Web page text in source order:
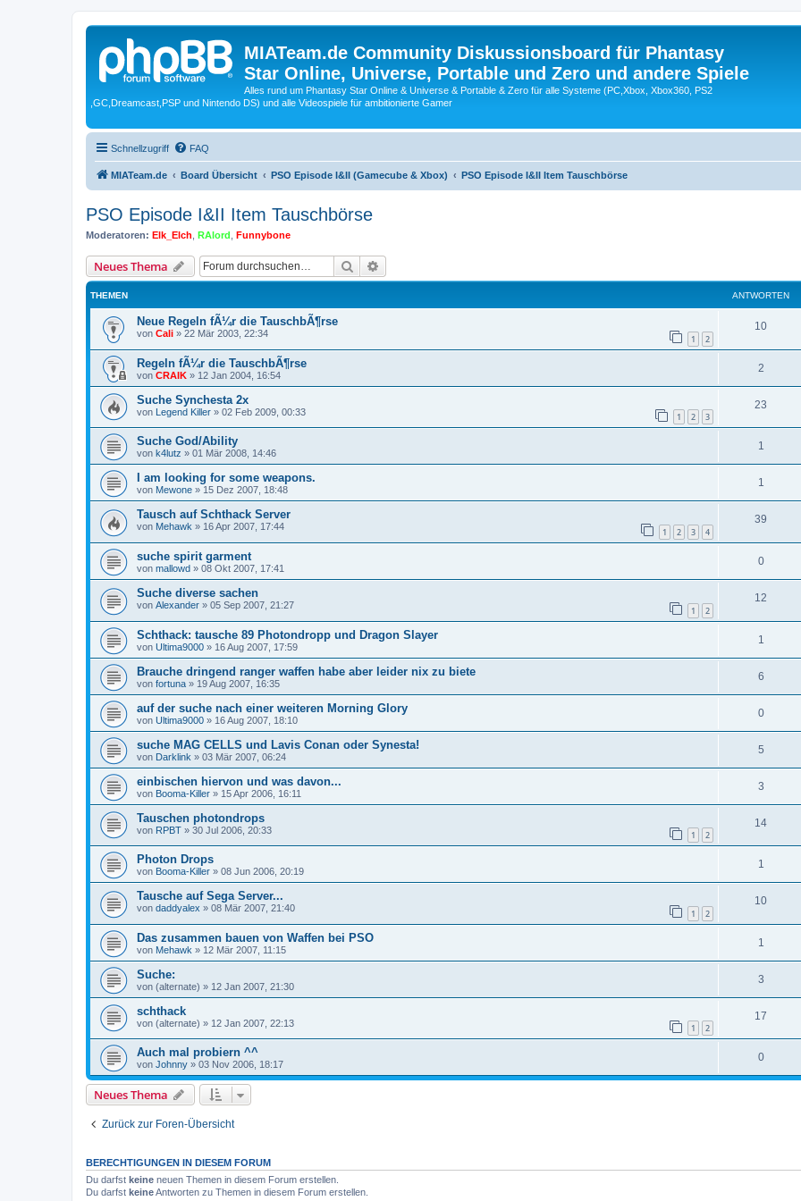
MIATeam.de Community Diskussionsboard für Phantasy
Star Online, Universe, Portable und Zero und andere Spiele
Alles rund um Phantasy Star Online & Universe & Portable & Zero für alle Systeme (PC,Xbox, Xbox360, PS2
,GC,Dreamcast,PSP und Nintendo DS) und alle Videospiele für ambitionierte Gamer
Schnellzugriff FAQ
MIATeam.de Board Übersicht PSO Episode I&II (Gamecube & Xbox) PSO Episode I&II Item Tauschbörse
PSO Episode I&II Item Tauschbörse
Moderatoren: Elk_Elch RAlord Funnybone
Neues Thema Suche
THEMEN ANTWORTEN
Neue Regeln fÃ¼r die TauschbÃ¶rse
von Cali » 22 Mär 2003, 22:34 1 2
10
Regeln fÃ¼r die TauschbÃ¶rse
von CRAIK » 12 Jan 2004, 16:54
2
Suche Synchesta 2x
von Legend Killer » 02 Feb 2009, 00:33 1 2 3
23
Suche God/Ability
von k4lutz » 01 Mär 2008, 14:46
1
I am looking for some weapons.
von Mewone » 15 Dez 2007, 18:48
1
Tausch auf Schthack Server
von Mehawk » 16 Apr 2007, 17:44 1 2 3 4
39
suche spirit garment
von mallowd » 08 Okt 2007, 17:41
0
Suche diverse sachen
von Alexander » 05 Sep 2007, 21:27 1 2
12
Schthack: tausche 89 Photondropp und Dragon Slayer
von Ultima9000 » 16 Aug 2007, 17:59
1
Brauche dringend ranger waffen habe aber leider nix zu biete
von fortuna » 19 Aug 2007, 16:35
6
auf der suche nach einer weiteren Morning Glory
von Ultima9000 » 16 Aug 2007, 18:10
0
suche MAG CELLS und Lavis Conan oder Synesta!
von Darklink » 03 Mär 2007, 06:24
5
einbischen hiervon und was davon...
von Booma-Killer » 15 Apr 2006, 16:11
3
Tauschen photondrops
von RPBT » 30 Jul 2006, 20:33 1 2
14
Photon Drops
von Booma-Killer » 08 Jun 2006, 20:19
1
Tausche auf Sega Server...
von daddyalex » 08 Mär 2007, 21:40 1 2
10
Das zusammen bauen von Waffen bei PSO
von Mehawk » 12 Mär 2007, 11:15
1
Suche:
von (alternate) » 12 Jan 2007, 21:30
3
schthack
von (alternate) » 12 Jan 2007, 22:13 1 2
17
Auch mal probiern ^^
von Johnny » 03 Nov 2006, 18:17
0
Neues Thema
Zurück zur Foren-Übersicht
BERECHTIGUNGEN IN DIESEM FORUM
Du darfst keine neuen Themen in diesem Forum erstellen.
Du darfst keineAntworten zu Themen in diesem Forum erstellen.